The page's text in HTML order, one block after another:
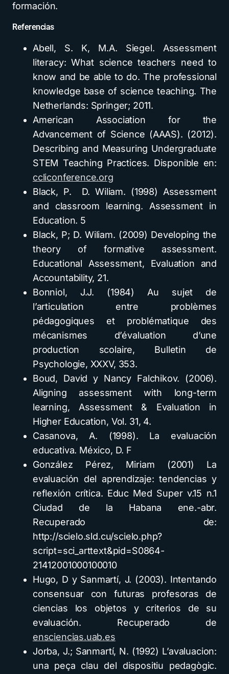
formación.
Referencias
Abell, S. K, M.A. Siegel. Assessment
literacy: What science teachers need to
know and be able to do. The professional
knowledge base of science teaching. The
Netherlands: Springer; 2011.
American Association for the
Advancement of Science (AAAS). (2012).
Describing and Measuring Undergraduate
STEM Teaching Practices. Disponible en:
ccliconference.org
Black, P. D. Wiliam. (1998) Assessment
and classroom learning. Assessment in
Education. 5
Black, P; D. Wiliam. (2009) Developing the
theory of formative assessment.
Educational Assessment, Evaluation and
Accountability, 21.
Bonniol, J.J. (1984) Au sujet de
l’articulation entre problèmes
pédagogiques et problématique des
mécanismes d’évaluation d’une
production scolaire, Bulletin de
Psychologie, XXXV, 353.
Boud, David y Nancy Falchikov. (2006).
Aligning assessment with long-term
learning, Assessment & Evaluation in
Higher Education, Vol. 31, 4.
Casanova, A. (1998). La evaluación
educativa. México, D. F
González Pérez, Miriam (2001) La
evaluación del aprendizaje: tendencias y
reflexión crítica. Educ Med Super v.15 n.1
Ciudad de la Habana ene.-abr.
Recuperado de:
http://scielo.sld.cu/scielo.php?
script=sci_arttext&pid=S0864-
21412001000100010
Hugo, D y Sanmartí, J. (2003). Intentando
consensuar con futuras profesoras de
ciencias los objetos y criterios de su
evaluación. Recuperado de
ensciencias.uab.es
Jorba, J.; Sanmartí, N. (1992) L’avaluacion:
una peça clau del dispositiu pedagògic.